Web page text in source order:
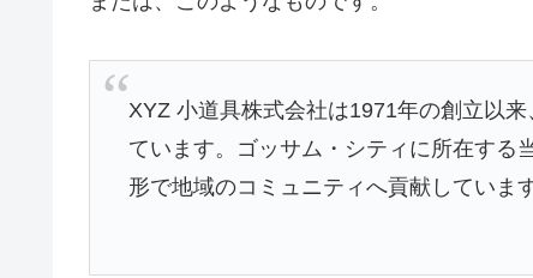
XYZ 小道具株式会社は1971年の創立以
ています。ゴッサム・シティに所在する
形で地域のコミュニティへ貢献しています